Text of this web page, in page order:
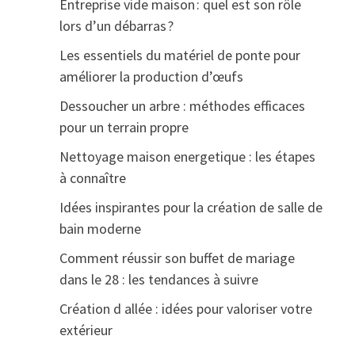
Entreprise vide maison : quel est son rôle
lors d’un débarras ?
Les essentiels du matériel de ponte pour
améliorer la production d’œufs
Dessoucher un arbre : méthodes efficaces
pour un terrain propre
Nettoyage maison energetique : les étapes
à connaître
Idées inspirantes pour la création de salle de
bain moderne
Comment réussir son buffet de mariage
dans le 28 : les tendances à suivre
Création d allée : idées pour valoriser votre
extérieur